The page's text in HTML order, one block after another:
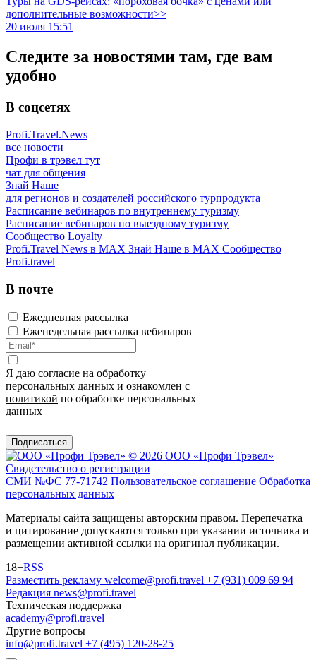
дополнительные возможности>>
20 июля 15:51
Следите за новостями там, где вам
удобно
В соцсетях
Profi.Travel.News
все новости
Профи в трэвел тут
чат для общения
Знай Наше
для регионов и создателей российского турпродукта
Расписание вебинаров по внутреннему туризму
Расписание вебинаров по выездному туризму
Сообщество Loyalty
Profi.Travel News в MAX Знай Наше в MAX Сообщество
Profi.travel
В почте
Ежедневная рассылка
Еженедельная рассылка вебинаров
Я даю согласие на обработку
персональных данных и ознакомлен с
политикой по обработке персональных
данных
Подписаться
© 2026 ООО «Профи Трэвeл»
Свидетельство о регистрации
СМИ №ФС 77-71742 Пользовательское соглашение Обработка
персональных данных
Материалы сайта защищены авторским правом. Перепечатка
и цитирование допускаются только при указании источника и
размещении активной ссылки на оригинал публикации.
18+RSS
Разместить рекламу welcome@profi.travel +7 (931) 009 69 94
Редакция news@profi.travel
Техническая поддержка
academy@profi.travel
Другие вопросы
info@profi.travel +7 (495) 120-28-25